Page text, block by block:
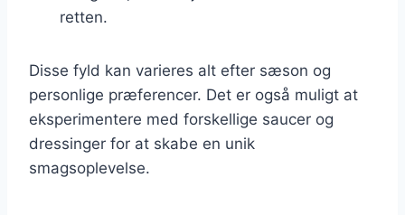
retten.
Disse fyld kan varieres alt efter sæson og
personlige præferencer. Det er også muligt at
eksperimentere med forskellige saucer og
dressinger for at skabe en unik
smagsoplevelse.